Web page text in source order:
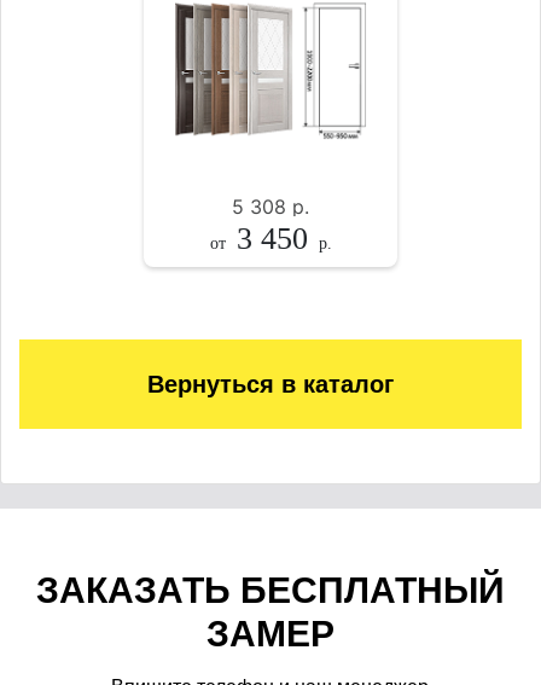
5 308 р.
от 3 450 р.
Вернуться в каталог
ЗАКАЗАТЬ БЕСПЛАТНЫЙ
ЗАМЕР